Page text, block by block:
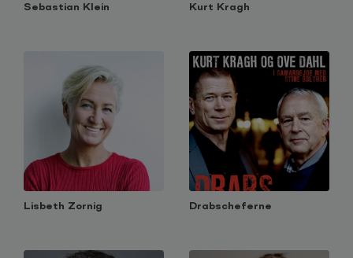
Sebastian Klein Kurt Kragh
Lisbeth Zornig Drabscheferne